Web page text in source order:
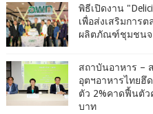
พิธีเปิดงาน
เพื่อส่งเสริมการ
ผลิตภัณฑ์ชุมชนจ
สถาบันอาหาร –
อุตฯอาหารไทยฮึ
ตัว 2%คาดฟื้นตัว
บาท